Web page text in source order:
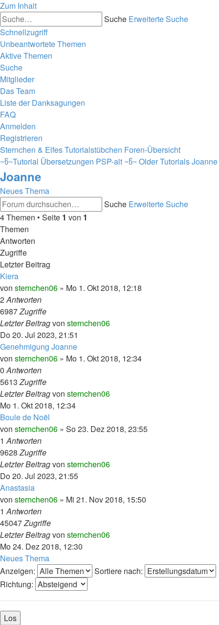
Zum Inhalt
Suche Erweiterte Suche
Schnellzugriff
Unbeantwortete Themen
Aktive Themen
Suche
Mitglieder
Das Team
Liste der Danksagungen
FAQ
Anmelden
Registrieren
Sternchen & Elfes Tutorialstübchen Foren-Übersicht
~წ~Tutorial Übersetzungen PSP-alt ~წ~ Older TutorialsJoanne
Joanne
Neues Thema
Suche Erweiterte Suche
4 Themen • Seite 1 von 1
Themen
Antworten
Zugriffe
Letzter Beitrag
Kiera
von sternchen06 » Mo 1. Okt 2018, 12:18
2Antworten
6987Zugriffe
Letzter Beitragvon sternchen06
Do 20. Jul 2023, 21:51
Genehmigung Joanne
von sternchen06 » Mo 1. Okt 2018, 12:34
0Antworten
5613Zugriffe
Letzter Beitragvon sternchen06
Mo 1. Okt 2018, 12:34
Boule de Noël
von sternchen06 » So 23. Dez 2018, 23:55
1Antworten
9628Zugriffe
Letzter Beitragvon sternchen06
Do 20. Jul 2023, 21:55
Anastasia
von sternchen06 » Mi 21. Nov 2018, 15:50
1Antworten
45047Zugriffe
Letzter Beitragvon sternchen06
Mo 24. Dez 2018, 12:30
Neues Thema
Anzeigen:
Sortiere nach:
Richtung: